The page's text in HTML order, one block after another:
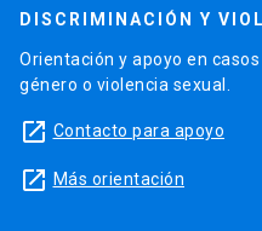
DISCRIMINACIÓN Y
Orientación y apoyo en
género o violencia sexual.
launch Contacto para apoyo
launch Más orientación